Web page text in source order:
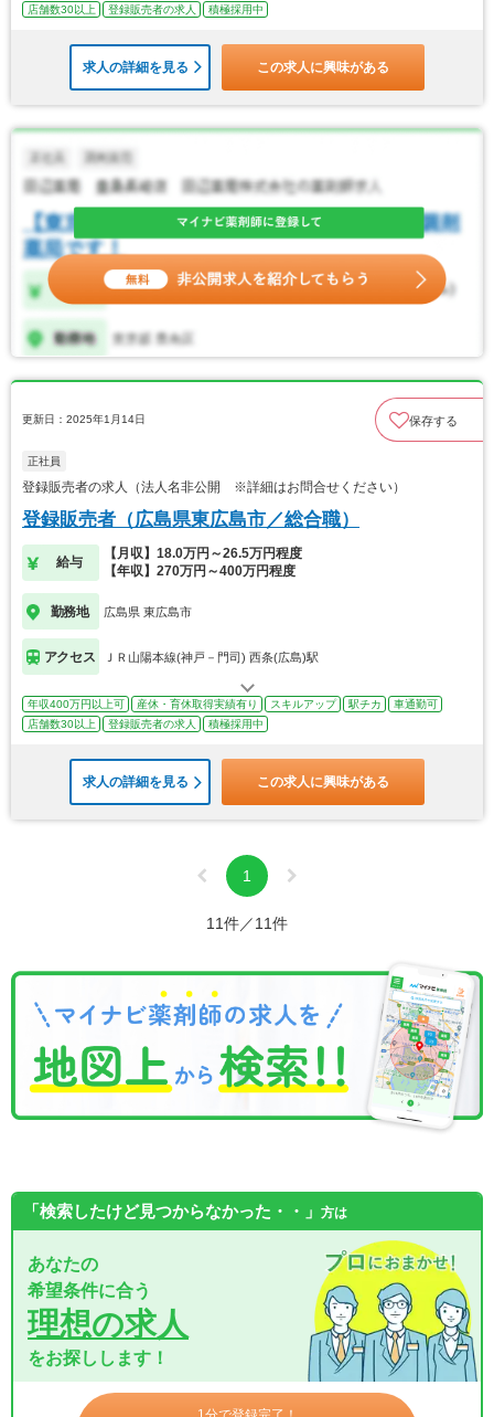
店舗数30以上 登録販売者の求人 積極採用中
求人の詳細を見る この求人に興味がある
更新日：2025年1月14日 保存する
正社員
登録販売者の求人（法人名非公開 ※詳細はお問合せください）
登録販売者（広島県東広島市／総合職）
給与
【月収】18.0万円～26.5万円程度
【年収】270万円～400万円程度
勤務地 広島県 東広島市
アクセス ＪＲ山陽本線(神戸－門司) 西条(広島)駅
年収400万円以上可 産休・育休取得実績有り スキルアップ 駅チカ
車通勤可
店舗数30以上
登録販売者の求人 積極採用中
求人の詳細を見る この求人に興味がある
1
11件／11件
「検索したけど見つからなかった・・」 方は
あなたの
希望条件に合う
理想の求人
をお探しします！